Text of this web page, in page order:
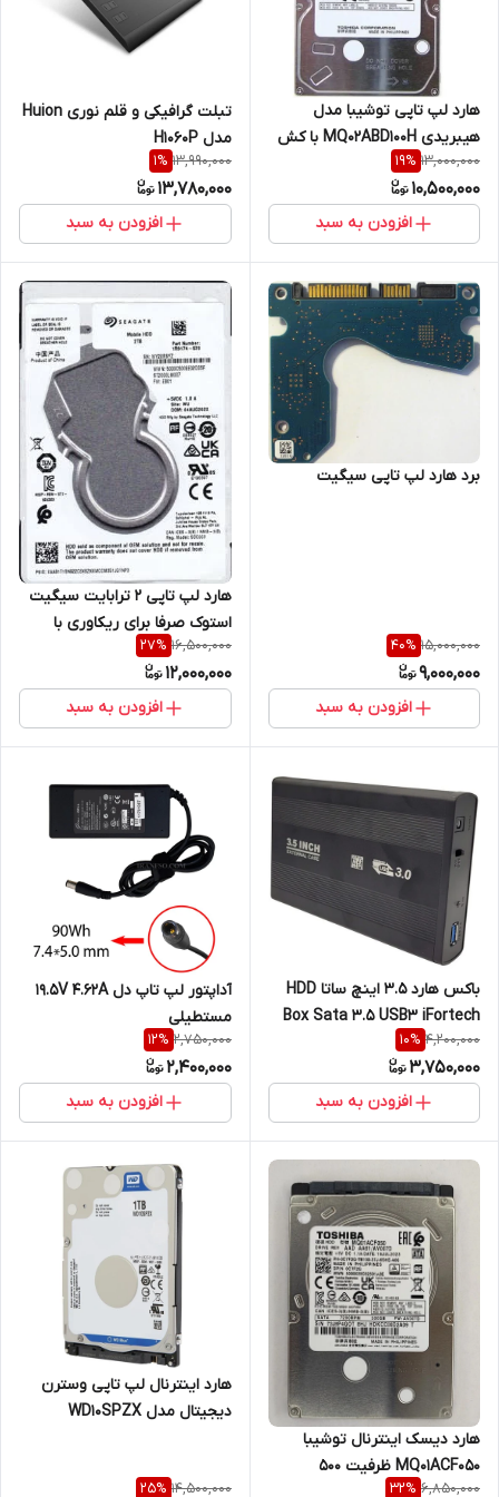
هارد لپ تاپی توشیبا مدل
هیبریدی MQ02ABD100H با کش
64 مگابایت و ظرفیت 1 ترابایت
13,000,000
19%
10,500,000
افزودن به سبد
تبلت گرافیکی و قلم نوری Huion
مدل H1060P
13,990,000
1%
13,780,000
افزودن به سبد
برد هارد لپ تاپی سیگیت
15,000,000
40%
9,000,000
افزودن به سبد
هارد لپ تاپی 2 ترابایت سیگیت
استوک صرفا برای ریکاوری با
فریمورهای مشخص
16,500,000
27%
12,000,000
افزودن به سبد
باکس هارد 3.5 اینچ ساتا HDD
Box Sata 3.5 USB3 iFortech
4,200,000
10%
3,750,000
افزودن به سبد
آداپتور لپ تاپ دل 19.5V 4.62A
مستطیلی
2,750,000
12%
2,400,000
افزودن به سبد
هارد دیسک اینترنال توشیبا
MQ01ACF050 ظرفیت ۵۰۰
6,850,000
32%
هارد اینترنال لپ تاپی وسترن
دیجیتال مدل WD10SPZX
14,500,000
25%